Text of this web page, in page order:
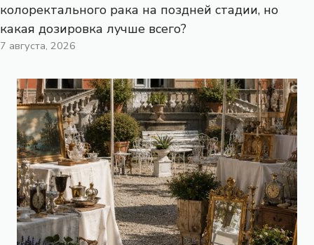
колоректального рака на поздней стадии, но
какая дозировка лучше всего?
7 августа, 2026